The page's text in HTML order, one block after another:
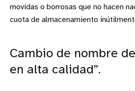
movidas o borrosas que no hacen
cuota de almacenamiento
Cambio de nombre
en alta calidad”.